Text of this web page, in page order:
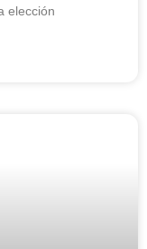
elección